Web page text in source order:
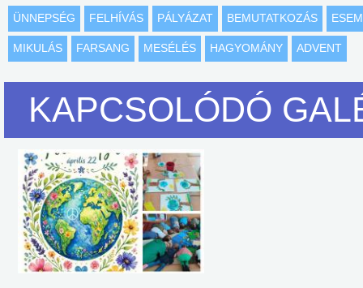
ÜNNEPSÉG FELHÍVÁS PÁLYÁZAT BEMUTATKOZÁS
MIKULÁS FARSANG MESÉLÉS HAGYOMÁNY ADVENT
KAPCSOLÓDÓ